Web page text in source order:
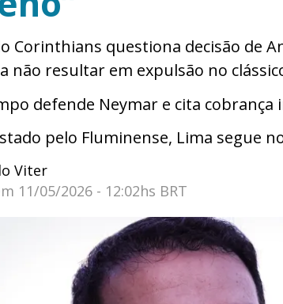
Corinthians questiona decisão de
não resultar em expulsão no
defende Neymar e cita cobrança
pelo Fluminense, Lima segue
Viter
11/05/2026 - 12:02hs BRT